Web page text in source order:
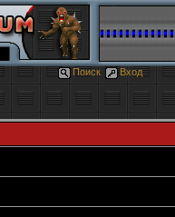
Поиск Вход